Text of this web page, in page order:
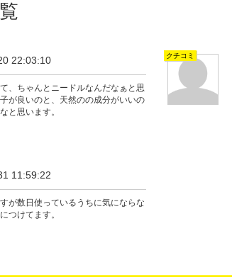
22:03:10
、ちゃんとニードルなんだなぁと思
が良いのと、天然のの成分がいいの
と思います。
クチコミ
11:59:22
が数日使っているうちに気にならな
つけてます。